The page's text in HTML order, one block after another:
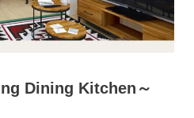
Dining Kitchen～